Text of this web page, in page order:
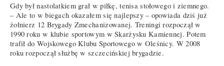
Gdy był nastolatkiem grał w piłkę, tenisa stołowego i ziemnego.
– Ale to w biegach okazałem się najlepszy – opowiada dziś już
żołnierz 12 Brygady Zmechanizowanej. Treningi rozpoczął w
1990 roku w klubie sportowym w Skarżysku Kamiennej. Potem
trafił do Wojskowego Klubu Sportowego w Oleśnicy. W 2008
roku rozpoczął służbę w szczecińskiej brygadzie.